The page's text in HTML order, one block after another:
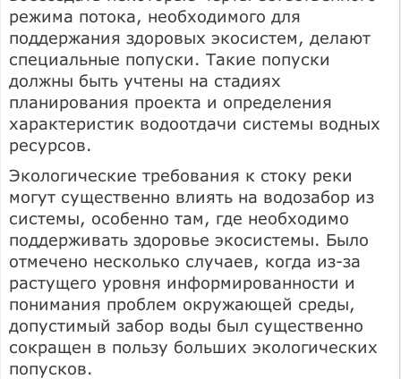
режима потока, необходимого для
поддержания здоровых экосистем, делают
специальные попуски. Такие попуски
должны быть учтены на стадиях
планирования проекта и определения
характеристик водоотдачи системы водных
ресурсов.
Экологические требования к стоку реки
могут существенно влиять на водозабор из
системы, особенно там, где необходимо
поддерживать здоровье экосистемы. Было
отмечено несколько случаев, когда из-за
растущего уровня информированности и
понимания проблем окружающей среды,
допустимый забор воды был существенно
сокращен в пользу больших экологических
попусков.